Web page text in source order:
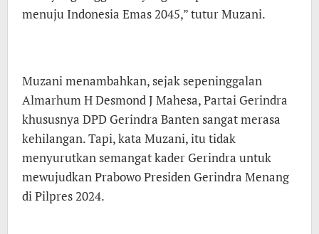
menuju Indonesia Emas 2045,” tutur Muzani.
Muzani menambahkan, sejak sepeninggalan
Almarhum H Desmond J Mahesa, Partai Gerindra
khususnya DPD Gerindra Banten sangat merasa
kehilangan. Tapi, kata Muzani, itu tidak
menyurutkan semangat kader Gerindra untuk
mewujudkan Prabowo Presiden Gerindra Menang
di Pilpres 2024.